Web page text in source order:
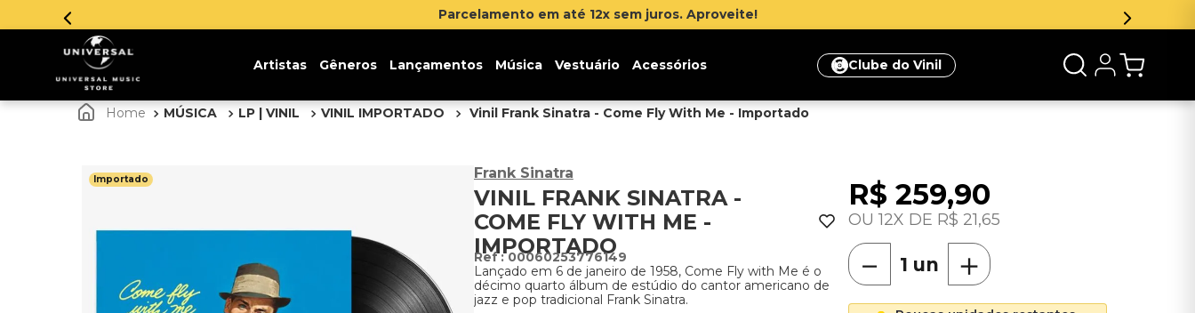
Parcelamento em até 12x sem juros. Aproveite!
Artistas Gêneros Lançamentos Música Vestuário Acessórios Clube do Vinil
MÚSICA LP | VINIL VINIL IMPORTADO Vinil Frank Sinatra - Come Fly With Me - Importado
Importado Frank Sinatra
VINIL FRANK SINATRA -
COME FLY WITH ME -
IMPORTADO
:00060253776149
Lançado em 6 de janeiro de 1958, Come Fly with Me é o
décimo quarto álbum de estúdio do cantor americano de
jazz e pop tradicional Frank Sinatra.
R$ 259,90
12 R$ 21,65
＋
－